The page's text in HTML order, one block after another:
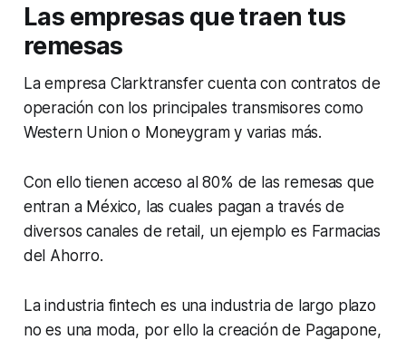
Las empresas que traen tus
remesas
La empresa Clarktransfer cuenta con contratos de
operación con los principales transmisores como
Western Union o Moneygram y varias más.
Con ello tienen acceso al 80% de las remesas que
entran a México, las cuales pagan a través de
diversos canales de retail, un ejemplo es Farmacias
del Ahorro.
La industria fintech es una industria de largo plazo
no es una moda, por ello la creación de Pagapone,